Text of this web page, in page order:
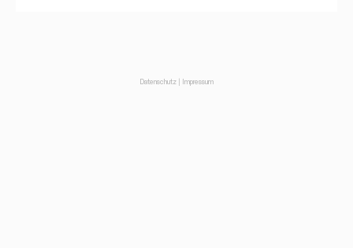
Datenschutz Impressum